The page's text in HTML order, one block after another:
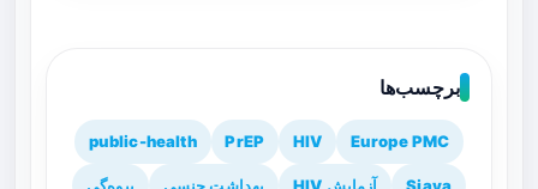
برچسب‌ها
Europe PMC
HIV
PrEP
public-health